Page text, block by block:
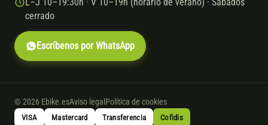
L–J 10–19:30h · V 10–19h (horario de verano) · Sábados
cerrado
Escríbenos por WhatsApp
© 2026 Ebike.esAviso legal Política de cookies
VISA Mastercard Transferencia Cofidis